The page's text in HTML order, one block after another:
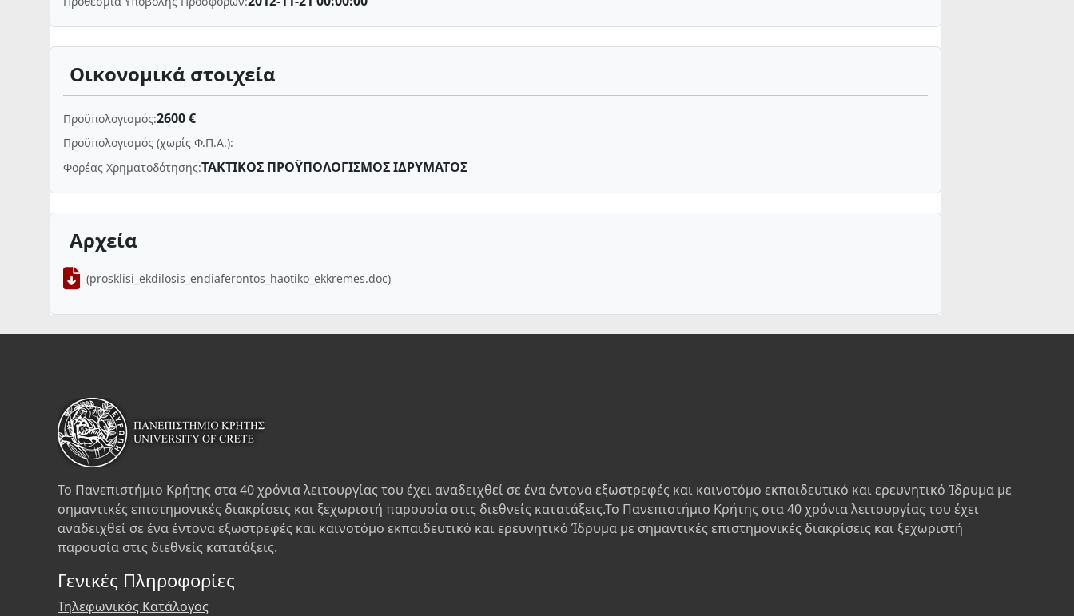
Οικονομικά στοιχεία
Προϋπολογισμός:2600 €
Προϋπολογισμός (χωρίς Φ.Π.Α.):
Φορέας Χρηματοδότησης:ΤΑΚΤΙΚΟΣ ΠΡΟΫΠΟΛΟΓΙΣΜΟΣ ΙΔΡΥΜΑΤΟΣ
Αρχεία
(prosklisi_ekdilosis_endiaferontos_haotiko_ekkremes.doc)
Το Πανεπιστήμιο Κρήτης στα 40 χρόνια λειτουργίας του έχει αναδειχθεί σε ένα έντονα εξωστρεφές και καινοτόμο εκπαιδευτικό και ερευνητικό Ίδρυμα με
σημαντικές επιστημονικές διακρίσεις και ξεχωριστή παρουσία στις διεθνείς κατατάξεις.Το Πανεπιστήμιο Κρήτης στα 40 χρόνια λειτουργίας του έχει
αναδειχθεί σε ένα έντονα εξωστρεφές και καινοτόμο εκπαιδευτικό και ερευνητικό Ίδρυμα με σημαντικές επιστημονικές διακρίσεις και ξεχωριστή
παρουσία στις διεθνείς κατατάξεις.
Γενικές Πληροφορίες
Τηλεφωνικός Κατάλογος